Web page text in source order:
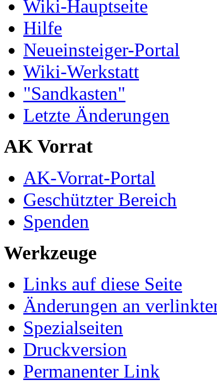
Wiki-Hauptseite
Hilfe
Neueinsteiger-Portal
Wiki-Werkstatt
"Sandkasten"
Letzte Änderungen
AK Vorrat
AK-Vorrat-Portal
Geschützter Bereich
Spenden
Werkzeuge
Links auf diese Seite
Änderungen an
Spezialseiten
Druckversion
Permanenter Link